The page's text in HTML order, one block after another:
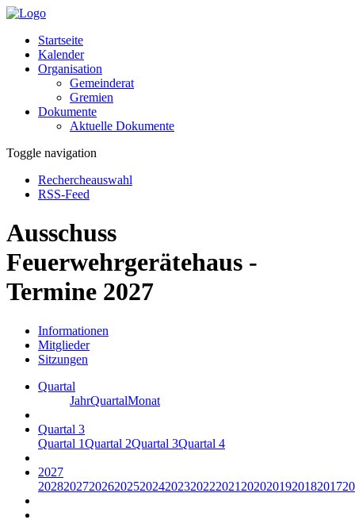
Startseite
Kalender
Organisation
Gemeinderat
Gremien
Dokumente
Aktuelle Dokumente
Toggle navigation
Rechercheauswahl
RSS-Feed
Ausschuss
Feuerwehrgerätehaus -
Termine 2027
Informationen
Mitglieder
Sitzungen
Quartal
JahrQuartalMonat
Quartal 3
Quartal 1Quartal 2Quartal 3Quartal 4
2027
20282027202620252024202320222021 2020201920182017